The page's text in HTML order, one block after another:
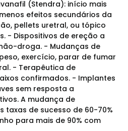
(Stendra): início mais
efeitos secundários da
pellets uretral, ou tópico
- Dispositivos de ereção a
droga. - Mudanças de
exercício, parar de fumar
- Terapêutica de
confirmados. - Implantes
sem resposta a
A mudança de
de sucesso de 60-70%
para mais de 90% com